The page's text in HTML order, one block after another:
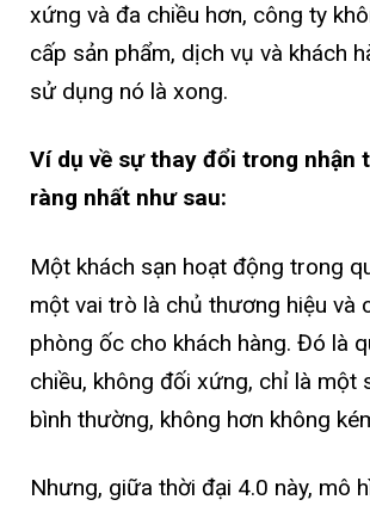
xứng và đa chiều hơn, công ty
cấp sản phẩm, dịch vụ và khách
sử dụng nó là xong.
Ví dụ về sự thay đổi trong nhận
ràng nhất như sau:
Một khách sạn hoạt động trong
một vai trò là chủ thương hiệu và
phòng ốc cho khách hàng. Đó là
chiều, không đối xứng, chỉ là một
bình thường, không hơn không
Nhưng, giữa thời đại 4.0 này, mô